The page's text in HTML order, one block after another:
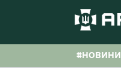
#НОВИНИ